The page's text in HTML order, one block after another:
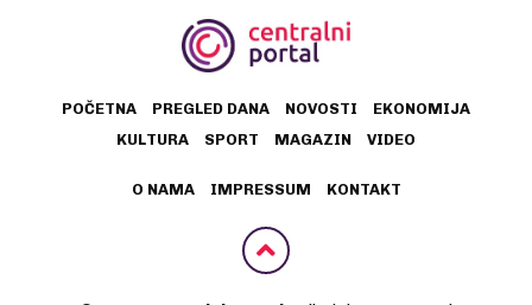
POČETNA PREGLED DANA NOVOSTI
EKONOMIJA
KULTURA
SPORT MAGAZIN VIDEO
O NAMA IMPRESSUM KONTAKT